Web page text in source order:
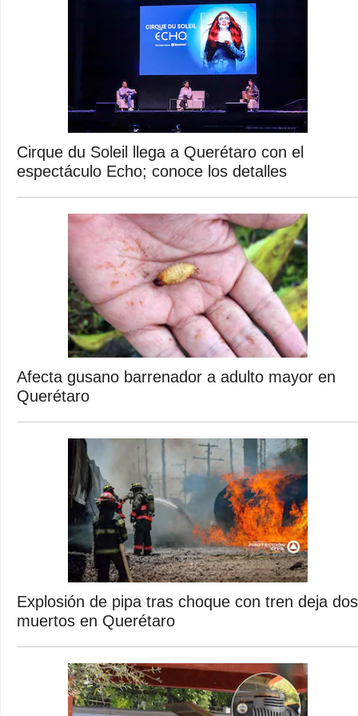
Cirque du Soleil llega a Querétaro con el
espectáculo Echo; conoce los detalles
Afecta gusano barrenador a adulto mayor en
Querétaro
Explosión de pipa tras choque con tren deja dos
muertos en Querétaro